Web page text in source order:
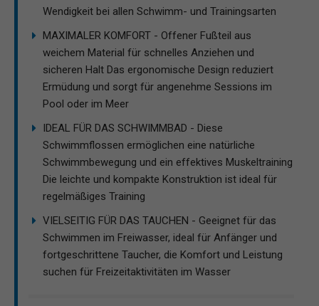
Wendigkeit bei allen Schwimm- und Trainingsarten
MAXIMALER KOMFORT - Offener Fußteil aus
weichem Material für schnelles Anziehen und
sicheren Halt Das ergonomische Design reduziert
Ermüdung und sorgt für angenehme Sessions im
Pool oder im Meer
IDEAL FÜR DAS SCHWIMMBAD - Diese
Schwimmflossen ermöglichen eine natürliche
Schwimmbewegung und ein effektives Muskeltraining
Die leichte und kompakte Konstruktion ist ideal für
regelmäßiges Training
VIELSEITIG FÜR DAS TAUCHEN - Geeignet für das
Schwimmen im Freiwasser, ideal für Anfänger und
fortgeschrittene Taucher, die Komfort und Leistung
suchen für Freizeitaktivitäten im Wasser